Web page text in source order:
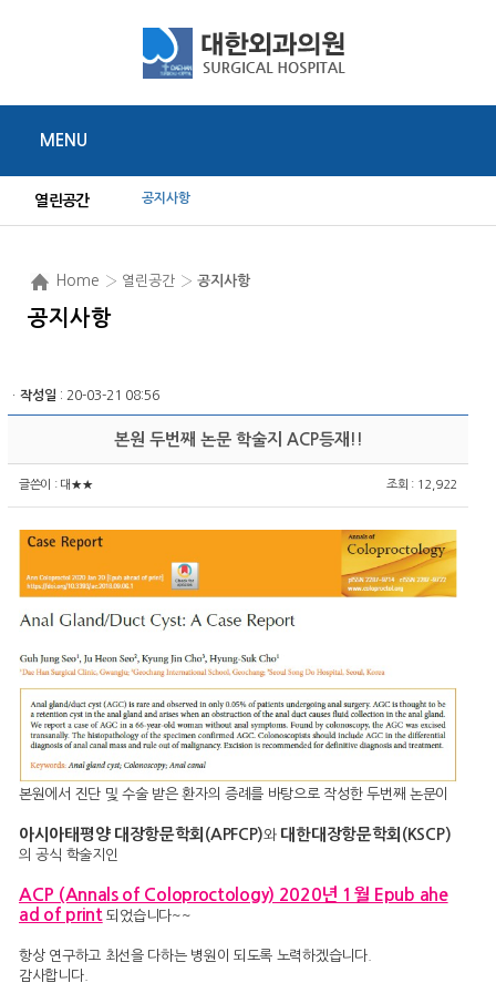
MENU
열린공간 공지사항
Home › 열린공간 › 공지사항
공지사항
ㆍ 작성일 : 20-03-21 08:56
본원 두번째 논문 학술지 ACP등재!!
글쓴이 : 대★★ 조회 : 12,922
본원에서 진단 및 수술 받은 환자의 증례를 바탕으로 작성한 두번째 논문이
아시아태평양 대장항문학회 (APFCP)와 대한대장항문학회(KSCP)
의 공식 학술지인
ACP (Annals of Coloproctology) 2020년 1월 Epub ahe
ad of print 되었습니다~~
항상 연구하고 최선을 다하는 병원이 되도록 노력하겠습니다.
감사합니다.